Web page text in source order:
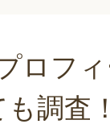
ロフ
調査！